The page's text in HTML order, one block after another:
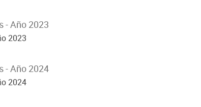
- Año 2023
2023
- Año 2024
2024